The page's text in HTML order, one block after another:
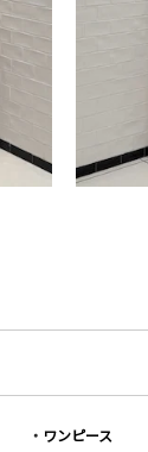
ワンピース